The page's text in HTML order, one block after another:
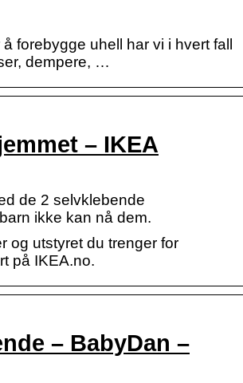
forebygge uhell har vi i hvert fall
dempere, …
– IKEA
de 2 selvklebende
ikke kan nå dem.
og utstyret du trenger for
på IKEA.no.
– BabyDan –